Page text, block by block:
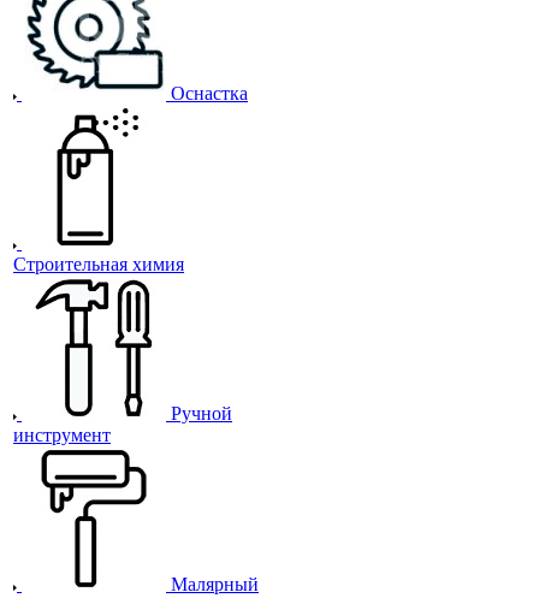
Оснастка
Строительная химия
Ручной
инструмент
Малярный